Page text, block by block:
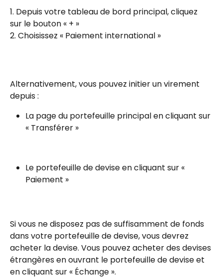
1. Depuis votre tableau de bord principal, cliquez
sur le bouton « + »
2. Choisissez « Paiement international »
Alternativement, vous pouvez initier un virement
depuis :
La page du portefeuille principal en cliquant sur
« Transférer »
Le portefeuille de devise en cliquant sur «
Paiement »
Si vous ne disposez pas de suffisamment de fonds
dans votre portefeuille de devise, vous devrez
acheter la devise. Vous pouvez acheter des devises
étrangères en ouvrant le portefeuille de devise et
en cliquant sur « Échange ».